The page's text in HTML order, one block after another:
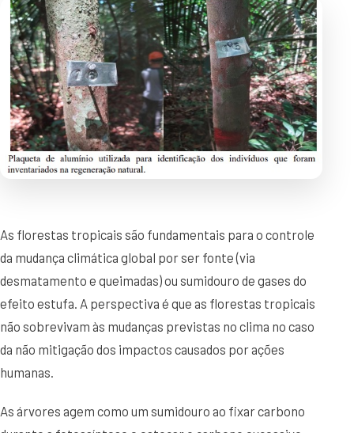
As florestas tropicais são fundamentais para o controle
da mudança climática global por ser fonte (via
desmatamento e queimadas) ou sumidouro de gases do
efeito estufa. A perspectiva é que as florestas tropicais
não sobrevivam às mudanças previstas no clima no caso
da não mitigação dos impactos causados por ações
humanas.
As árvores agem como um sumidouro ao fixar carbono